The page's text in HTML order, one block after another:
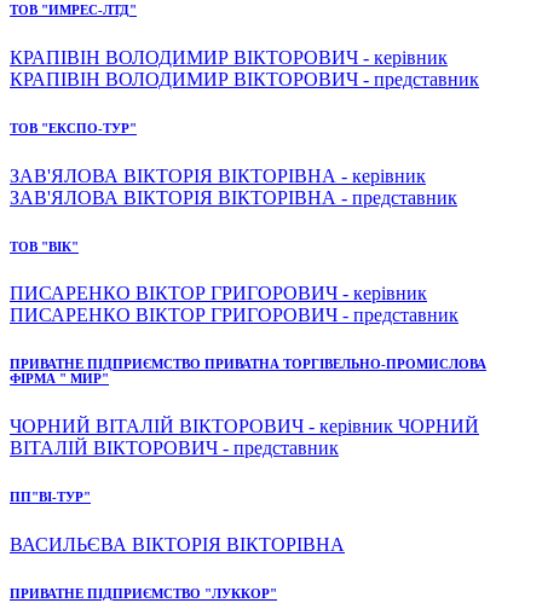
ТОВ "ИМРЕС-ЛТД"
КРАПІВІН ВОЛОДИМИР ВІКТОРОВИЧ - керівник
КРАПІВІН ВОЛОДИМИР ВІКТОРОВИЧ - представник
ТОВ "ЕКСПО-ТУР"
ЗАВ'ЯЛОВА ВІКТОРІЯ ВІКТОРІВНА - керівник
ЗАВ'ЯЛОВА ВІКТОРІЯ ВІКТОРІВНА - представник
ТОВ "ВІК"
ПИСАРЕНКО ВІКТОР ГРИГОРОВИЧ - керівник
ПИСАРЕНКО ВІКТОР ГРИГОРОВИЧ - представник
ПРИВАТНЕ ПІДПРИЄМСТВО ПРИВАТНА ТОРГІВЕЛЬНО-ПРОМИСЛОВА
ФІРМА " МИР"
ЧОРНИЙ ВІТАЛІЙ ВІКТОРОВИЧ - керівник ЧОРНИЙ
ВІТАЛІЙ ВІКТОРОВИЧ - представник
ПП"ВІ-ТУР"
ВАСИЛЬЄВА ВІКТОРІЯ ВІКТОРІВНА
ПРИВАТНЕ ПІДПРИЄМСТВО "ЛУККОР"